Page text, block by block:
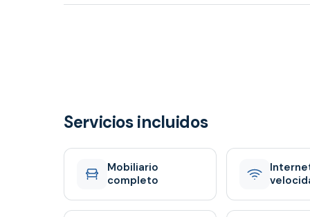
Servicios incluidos
Mobiliario
completo